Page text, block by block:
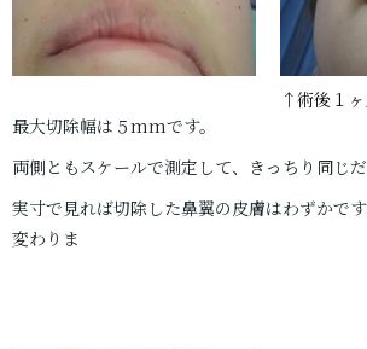
↑術後１ヶ
最大切除幅は５mmです。
両側ともスケールで測定して、きっちり同じだ
実寸で見れば切除した鼻翼の皮膚はわずかで
変わりま